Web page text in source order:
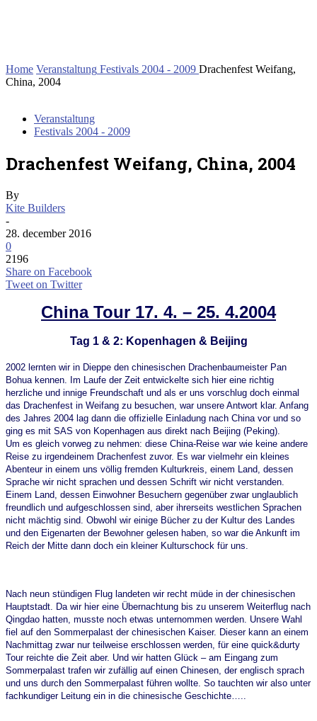
Home Veranstaltung Festivals 2004 - 2009 Drachenfest Weifang,
China, 2004
Veranstaltung
Festivals 2004 - 2009
Drachenfest Weifang, China, 2004
By
Kite Builders
-
28. december 2016
0
2196
Share on Facebook
Tweet on Twitter
China Tour 17. 4. – 25. 4.2004
Tag 1 & 2: Kopenhagen & Beijing
2002 lernten wir in Dieppe den chinesischen Drachenbaumeister Pan
Bohua kennen. Im Laufe der Zeit entwickelte sich hier eine richtig
herzliche und innige Freundschaft und als er uns vorschlug doch einmal
das Drachenfest in Weifang zu besuchen, war unsere Antwort klar. Anfang
des Jahres 2004 lag dann die offizielle Einladung nach China vor und so
ging es mit SAS von Kopenhagen aus direkt nach Beijing (Peking).
Um es gleich vorweg zu nehmen: diese China-Reise war wie keine andere
Reise zu irgendeinem Drachenfest zuvor. Es war vielmehr ein kleines
Abenteur in einem uns völlig fremden Kulturkreis, einem Land, dessen
Sprache wir nicht sprachen und dessen Schrift wir nicht verstanden.
Einem Land, dessen Einwohner Besuchern gegenüber zwar unglaublich
freundlich und aufgeschlossen sind, aber ihrerseits westlichen Sprachen
nicht mächtig sind. Obwohl wir einige Bücher zu der Kultur des Landes
und den Eigenarten der Bewohner gelesen haben, so war die Ankunft im
Reich der Mitte dann doch ein kleiner Kulturschock für uns.
Nach neun stündigen Flug landeten wir recht müde in der chinesischen
Hauptstadt. Da wir hier eine Übernachtung bis zu unserem Weiterflug nach
Qingdao hatten, musste noch etwas unternommen werden. Unsere Wahl
fiel auf den Sommerpalast der chinesischen Kaiser. Dieser kann an einem
Nachmittag zwar nur teilweise erschlossen werden, für eine quick&durty
Tour reichte die Zeit aber. Und wir hatten Glück – am Eingang zum
Sommerpalast trafen wir zufällig auf einen Chinesen, der englisch sprach
und uns durch den Sommerpalast führen wollte. So tauchten wir also unter
fachkundiger Leitung ein in die chinesische Geschichte…..